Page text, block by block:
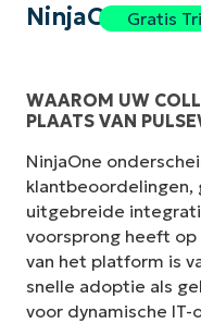
NinjaOneGratis
WAAROM UW
PLAATS VAN
NinjaOne
klantbeoordelingen,
uitgebreide
voorsprong heeft
van het platform is
snelle adoptie als
voor dynamische IT-